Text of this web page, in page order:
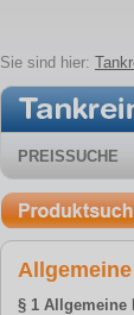
Sie sind hier:
PREISSUCHE
§ 1 Allgemeine